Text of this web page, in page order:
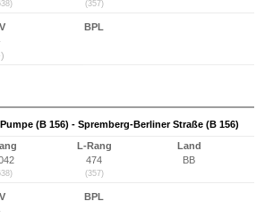
(357)
BPL
(B 156) - Spremberg-Berliner Straße (B 156)
L-Rang
474
(357)
Land
BB
BPL